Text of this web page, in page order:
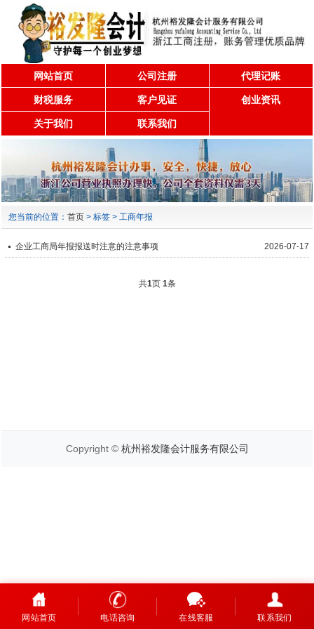
网站首页 公司注册 代理记账
财税服务 客户见证 创业资讯
关于我们 联系我们
您当前的位置： 首页 > 标签 > 工商年报
企业工商局年报报送时注意的注意事项 2026-07-17
共1页 1条
Copyright © 杭州裕发隆会计服务有限公司
网站首页 电话咨询 在线客服 联系我们